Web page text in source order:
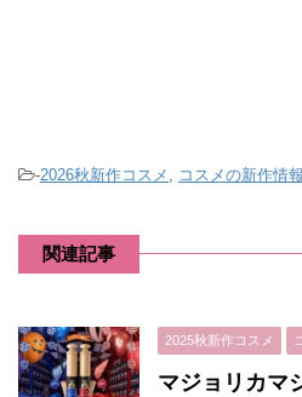
-2026秋新作コスメ , コスメの新作情報
関連記事
2025秋新作コスメ
マジョリカマ